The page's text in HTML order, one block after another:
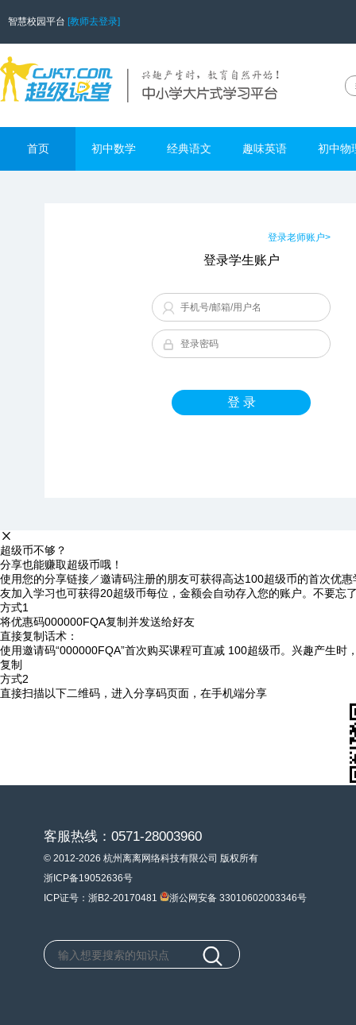
智慧校园平台 [教师去登录]
首页 初中数学 经典语文 趣味英语 初中物
登录老师账户>
登录学生账户
登 录
超级币不够？
分享也能赚取超级币哦！
使用您的分享链接／邀请码注册的朋友可获得高达100超级币的首次优
友加入学习也可获得20超级币每位，金额会自动存入您的账户。不要忘
方式1
将优惠码000000FQA复制并发送给好友
直接复制话术：
使用邀请码“000000FQA”首次购买课程可直减 100超级币。兴趣产生时
复制
方式2
直接扫描以下二维码，进入分享码页面，在手机端分享
客服热线：0571-28003960
© 2012-2026 杭州离离网络科技有限公司 版权所有
浙ICP备19052636号
ICP证号：浙B2-20170481
浙公网安备 33010602003346号